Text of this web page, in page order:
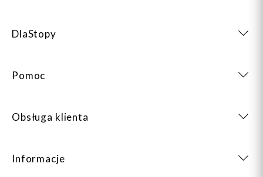
DlaStopy
Pomoc
Obsługa klienta
Informacje